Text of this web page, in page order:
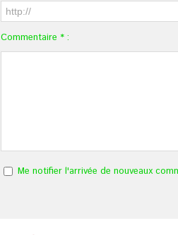
Commentaire * :
Me notifier l'arrivée de nouveaux